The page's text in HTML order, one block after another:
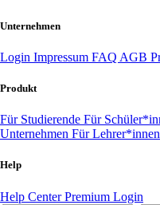
Unternehmen
Login Impressum FAQ AGB
Produkt
Für Studierende Für
Unternehmen Für Lehrer*innen
Help
Help CenterPremium Login